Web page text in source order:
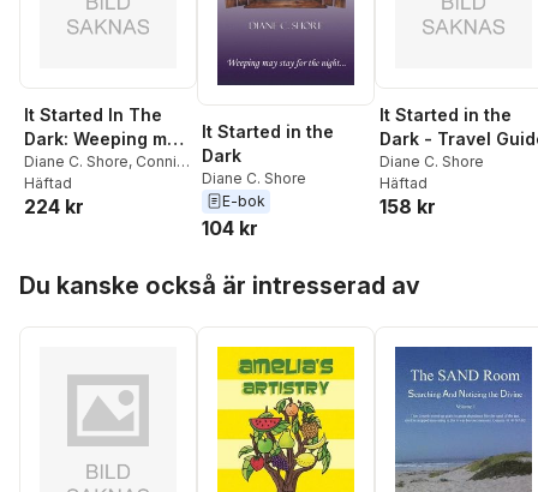
It Started In The
Dark: Weeping may
stay for the night
Diane C. Shore, Connie
Dixon
Häftad
224 kr
It Started in the
Dark
Diane C. Shore
E-bok
104 kr
It Started in the
Dark - Travel
Diane C. Shore
Häftad
158 kr
Du kanske också är intresserad av